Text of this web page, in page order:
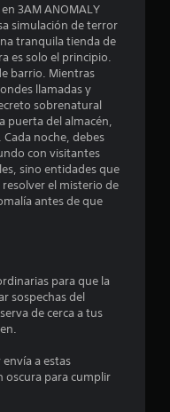
3AM ANOMALY
simulación de terror
tranquila tienda de
es solo el principio.
barrio. Mientras
llamadas y
sobrenatural
puerta del almacén,
noche, debes
con visitantes
sino entidades que
el misterio de
antes de que
para que la
sospechas del
de cerca a tus
a estas
oscura para cumplir